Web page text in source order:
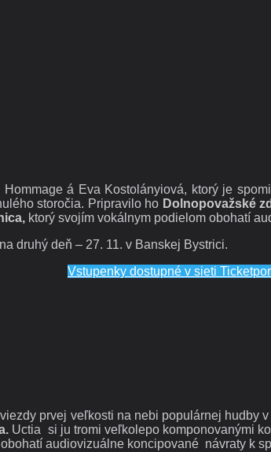
á Eva Kostolányiová, ktorý je
storočia. Pripravilo ho Dolnopovažské
ktorý svojím vokálnym podielom obohatí
druhý deň – 27. 11. v Banskej Bystrici.
Vstupenky dostupné v sieti
prvej veľkosti na nebi populárnej hudby
Uctia si ju tromi veľkolepo komponovanými
audiovizuálne koncipované návraty k